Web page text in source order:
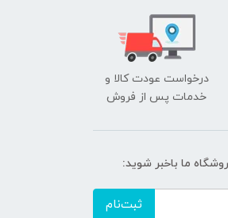
درخواست عودت کالا و
خدمات پس از فروش
ما باخبر شوید:
ثبت‌نام